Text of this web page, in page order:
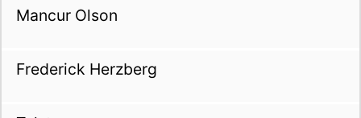
Mancur Olson
Frederick Herzberg